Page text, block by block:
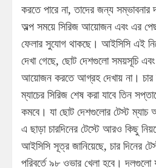
করতে পারে না, তাদের জন্য সম্ভাবনার
অল্প সময়ে সিরিজ আয়োজন এবং এর
ফেলার সুযোগ থাকছে। আইসিসি এই
দেখা গেছে, ছোট দেশগুলো সময়সূচি
আয়োজন করতে আগ্রহ দেখায় না। চার
ম্যাচের সিরিজ শেষ করা যাবে তিন
কমবে। যা ছোট দেশগুলোর টেস্ট
এ ছাড়া চারদিনের টেস্টে আরও কিছু
আইসিসি সূত্র জানিয়েছে, চার দিনের
পরিবর্তে ৯৮ ওভার খেলা হবে। দলগুলো